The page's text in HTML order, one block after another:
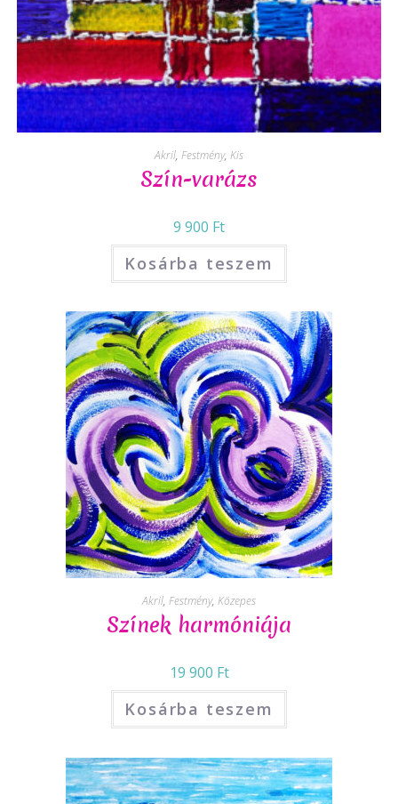
Akril, Festmény, Kis
Szín-varázs
9 900 Ft
Kosárba teszem
Akril, Festmény, Közepes
Színek harmóniája
19 900 Ft
Kosárba teszem